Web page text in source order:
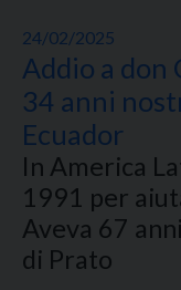
24/02/2025
Addio a don
34 anni
Ecuador
In America
1991 per
Aveva 67
di Prato